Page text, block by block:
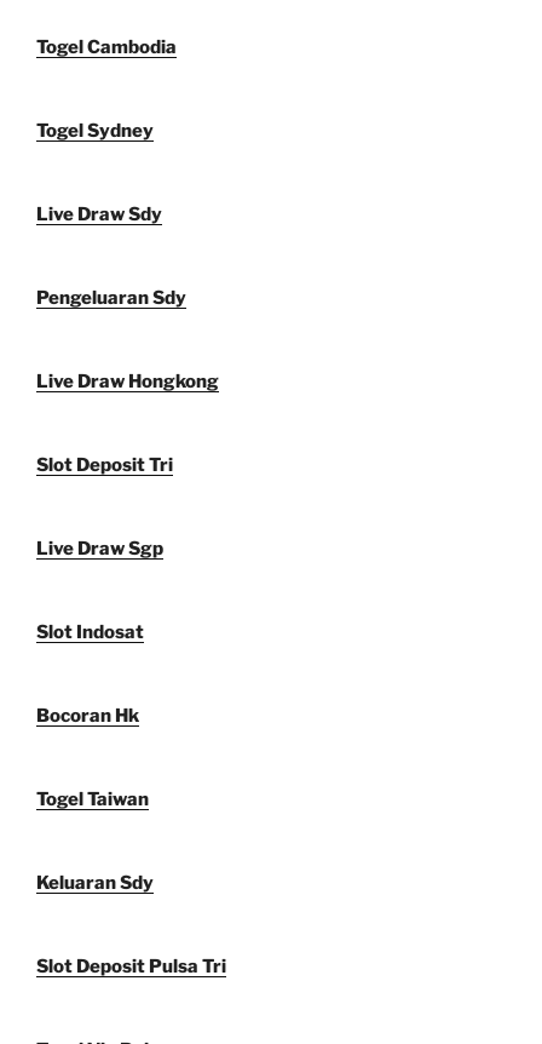
Togel Cambodia
Togel Sydney
Live Draw Sdy
Pengeluaran Sdy
Live Draw Hongkong
Slot Deposit Tri
Live Draw Sgp
Slot Indosat
Bocoran Hk
Togel Taiwan
Keluaran Sdy
Slot Deposit Pulsa Tri